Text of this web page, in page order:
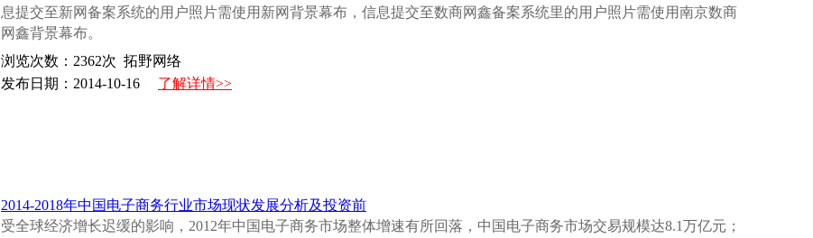
息提交至新网备案系统的用户照片需使用新网背景幕布，信息提交至数商网鑫备案系统里的用户照片需使用南京数商
网鑫背景幕布。
浏览次数： 2362次 拓野网络
发布日期：2014-10-16 了解详情>>
2014-2018年中国电子商务行业市场现状发展分析及投资前
受全球经济增长迟缓的影响，2012年中国电子商务市场整体增速有所回落，中国电子商务市场交易规模达8.1万亿元；